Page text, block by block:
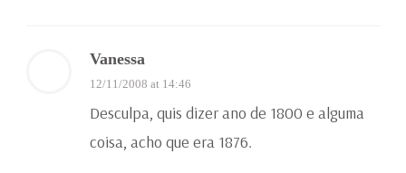
Vanessa
12/11/2008 at 14:46
Desculpa, quis dizer ano de 1800 e alguma
coisa, acho que era 1876.